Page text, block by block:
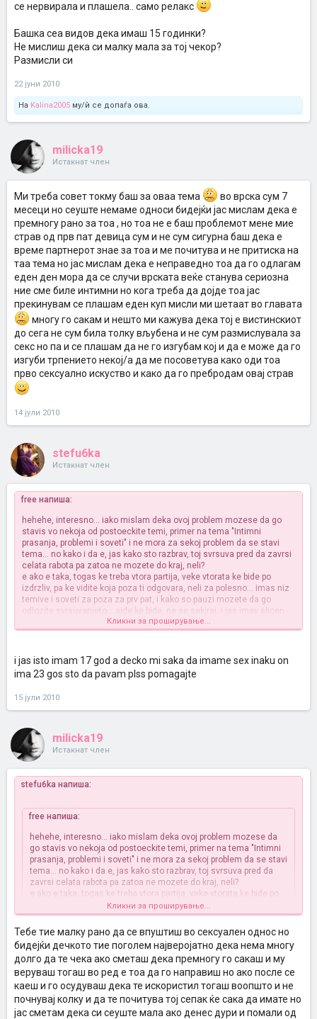
се нервирала и плашела.. само релакс
Башка сеа видов дека имаш 15 годинки?
Не мислиш дека си малку мала за тој чекор?
Размисли си
22 јуни 2010
На Kalina2005 му/ѝ се допаѓа ова.
milicka19
Истакнат член
Ми треба совет токму баш за оваа тема
во врска сум 7
месеци но сеуште немаме односи бидејќи јас мислам дека е
премногу рано за тоа , но тоа не е баш проблемот мене мие
страв од прв пат девица сум и не сум сигурна баш дека е
време партнерот знае за тоа и ме почитува и не притиска на
таа тема но јас мислам дека е неправедно тоа да го одлагам
еден ден мора да се случи врската веќе станува сериозна
ние сме биле интимни но кога треба да дојде тоа јас
прекинувам се плашам еден куп мисли ми шетаат во главата
многу го сакам и нешто ми кажува дека тој е вистинскиот
до сега не сум била толку вљубена и не сум размислувала за
секс но па и се плашам да не го изгубам кој и да е може да го
изгуби трпението некој/а да ме посоветува како оди тоа
прво сексуално искуство и како да го пребродам овај страв
14 јули 2010
stefu6ka
Истакнат член
free напиша:
hehehe, interesno... iako mislam deka ovoj problem mozese da go
stavis vo nekoja od postoeckite temi, primer na tema "Intimni
prasanja, problemi i soveti" i ne mora za sekoj problem da se stavi
tema... no kako i da e, jas kako sto razbrav, toj svrsuva pred da zavrsi
celata rabota pa zatoa ne mozete do kraj, neli?
e ako e taka, togas ke treba vtora partija, veke vtorata ke bide po
izdrzliv, pa ke vidite koja poza ti odgovara, neli za polesno... imas niz
temive i soveti za poza za prv pat, i kako so pauzi mozete da go
odlozite svrsuvanjeto... ajde ke bide, ne se sekiraj, i jas imav slicen
problem, no problemot kaj mene bese sto navistina mnogu me
bolese, a koga se sluci ne ni primetiv kako se sluci, a dur se sluci mi
probuvajte i vtor a ako moze decko ti i tret pat za istata vecer... togas
toj poveke ke moze da se kontrolira i podolgo ke izdrzi... pa so sreka...
Кликни за проширување...
i jas isto imam 17 god a decko mi saka da imame sex inaku on
ima 23 gos sto da pavam plss pomagajte
15 јули 2010
milicka19
Истакнат член
stefu6ka напиша:
free напиша:
hehehe, interesno... iako mislam deka ovoj problem mozese da
go stavis vo nekoja od postoeckite temi, primer na tema "Intimni
prasanja, problemi i soveti" i ne mora za sekoj problem da se stavi
tema... no kako i da e, jas kako sto razbrav, toj svrsuva pred da
zavrsi celata rabota pa zatoa ne mozete do kraj, neli?
e ako e taka, togas ke treba vtora partija, veke vtorata ke bide po
izdrzliv, pa ke vidite koja poza ti odgovara, neli za polesno... imas
niz temive i soveti za poza za prv pat, i kako so pauzi mozete da
go odlozite svrsuvanjeto... ajde ke bide, ne se sekiraj, i jas imav
slicen problem, no problemot kaj mene bese sto navistina mnogu
me bolese, a koga se sluci ne ni primetiv kako se sluci, a dur se
sluci mi trebaa nekolku mesecine se sekiraj, razgovaraj
slobodno so nego i probuvajte i vtor a ako moze decko ti i tret pat
za istata vecer... togas toj poveke ke moze da se kontrolira i
podolgo ke izdrzi... pa so sreka...
Кликни за проширување...
i jas isto imam 17 god a decko mi saka da imame sex inaku on ima
23 gos sto da pavam plss pomagajte
Кликни за проширување...
Тебе тие малку рано да се впуштиш во сексуален однос но
бидејќи дечкото тие поголем најверојатно дека нема многу
долго да те чека ако сметаш дека премногу го сакаш и му
веруваш тогаш во ред е тоа да го направиш но ако после се
каеш и го осудуваш дека те искористил тогаш воопшто и не
почнувај колку и да те почитува тој сепак ќе сака да имате но
јас сметам дека си сеуште мала ако денес дури и помали од